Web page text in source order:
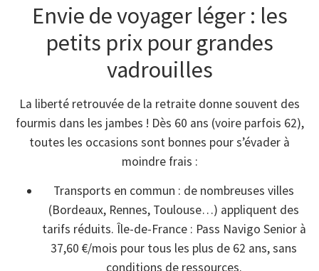
Envie de voyager léger : les
petits prix pour grandes
vadrouilles
La liberté retrouvée de la retraite donne souvent des
fourmis dans les jambes ! Dès 60 ans (voire parfois 62),
toutes les occasions sont bonnes pour s’évader à
moindre frais :
Transports en commun : de nombreuses villes
(Bordeaux, Rennes, Toulouse…) appliquent des
tarifs réduits. Île-de-France : Pass Navigo Senior à
37,60 €/mois pour tous les plus de 62 ans, sans
conditions de ressources.